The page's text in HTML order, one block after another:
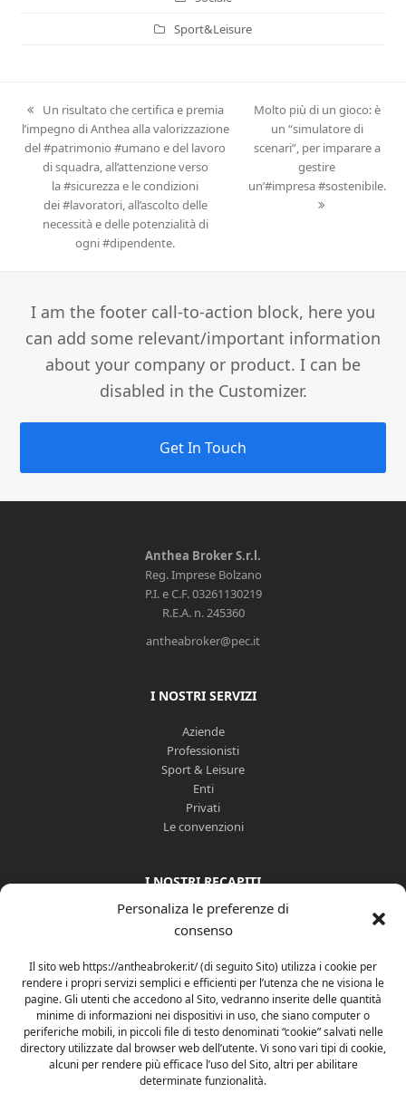
Personaliza le preferenze di
consenso
Il sito web https://antheabroker.it/ (di seguito Sito) utilizza i cookie per
rendere i propri servizi semplici e efficienti per l’utenza che ne visiona le
pagine. Gli utenti che accedono al Sito, vedranno inserite delle quantità
minime di informazioni nei dispositivi in uso, che siano computer o
periferiche mobili, in piccoli file di testo denominati “cookie” salvati nelle
directory utilizzate dal browser web dell’utente. Vi sono vari tipi di cookie,
alcuni per rendere più efficace l’uso del Sito, altri per abilitare
determinate funzionalità.
Sport&Leisure
previous
post:
Un risultato che certifica e premia
l’impegno di Anthea alla valorizzazione
del #patrimonio #umano e del lavoro
di squadra, all’attenzione verso
la #sicurezza e le condizioni
dei #lavoratori, all’ascolto delle
necessità e delle potenzialità di
ogni #dipendente.
next
post:
Molto più di un gioco: è
un “simulatore di
scenari”, per imparare a
gestire
un’#impresa #sostenibile.
I am the footer call-to-action block, here you
can add some relevant/important information
about your company or product. I can be
disabled in the Customizer.
Get In Touch
Anthea Broker S.r.l.
Reg. Imprese Bolzano
P.I. e C.F. 03261130219
R.E.A. n. 245360
antheabroker@pec.it
I NOSTRI SERVIZI
Aziende
Professionisti
Sport & Leisure
Enti
Privati
Le convenzioni
I NOSTRI RECAPITI
02 33502281
0444 525940
antheabroker@pec.it
Gestione Reclami
SEGUICI SUI SOCIAL NETWORK
Facebook